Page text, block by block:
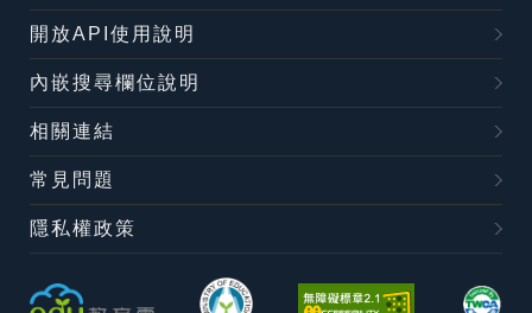
開放API使用說明
內嵌搜尋欄位說明
相關連結
常見問題
隱私權政策